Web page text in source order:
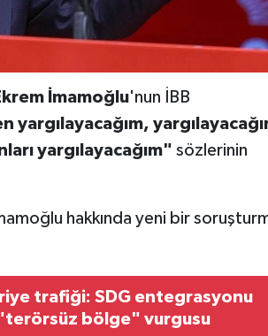
İmamoğlu'nun İBB
yargılayacağım,
yargılayacağım" sözlerinin
hakkında yeni bir
trafiği: SDG entegrasyonu
bölge" vurgusu